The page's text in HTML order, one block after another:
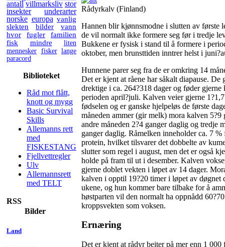
antall villmarksliv stor
insekter
underarter
norske europa vanlig
slekten
bilder
vann
hvor
fugler
familien
fisk
mindre
liten
mennesker fisker lange
paracord
Biblioteket
Råd mot flått,
knott og mygg
Basic Survival
Skills
Allemanns rett
med
FISKESTANG
Fjellvettregler
Ulv
Allemannsrett
med TELT
RSS
Bilder
Land
Rådyrkalv (Finland)
Hannen blir kjønnsmodne i slutten av første
de vil normalt ikke formere seg før i tredje
Bukkene er fysisk i stand til å formere i
oktober, men brunsttiden inntrer helst i
Hunnene parer seg fra de er omkring 14
Det er kjent at råene har såkalt diapause. De
drektige i ca. 264?318 dager og føder gjerne
perioden april?juli. Kalven veier gjerne
fødselen og er ganske hjelpeløs de første
måneden ammer (gir melk) mora kalven 5?9
andre måneden 2?4 ganger daglig og tredje
ganger daglig. Råmelken inneholderca. 7 %
protein, hvilket tilsvarer det dobbelte av
slutter som regel i august, men det er også
holde på fram til ut i desember. Kalven
gjerne doblet vekten i løpet av 14 dager.
kalven i opptil 19?20 timer i løpet av døgnet
ukene, og hun kommer bare tilbake for å
høstparten vil den normalt ha oppnådd
kroppsvekten som voksen.
Ernæring
Det er kjent at rådyr beiter på mer enn 1 000